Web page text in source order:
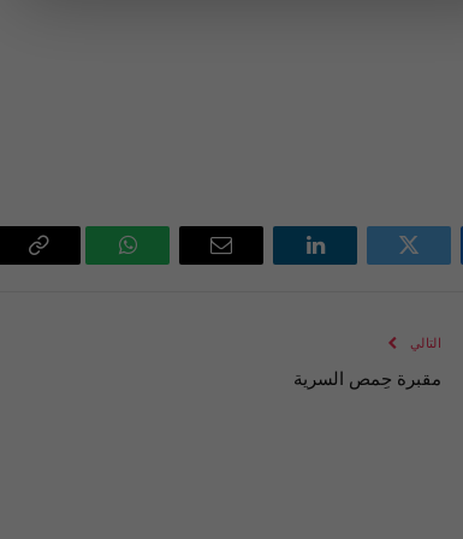
تويتر لينكدإن
البريد
واتساب
التالي
مقبرة حِمص السرية